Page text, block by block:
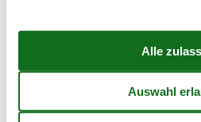
Fanö
Henne Strand